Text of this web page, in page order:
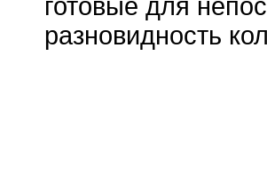
готовые для
разновидность